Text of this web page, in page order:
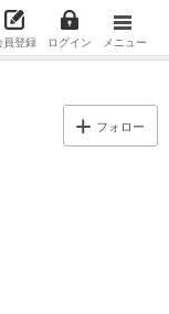
員登録 ログイン メニュー
フォロー